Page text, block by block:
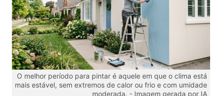
O melhor período para pintar é aquele em que o clima está
mais estável, sem extremos de calor ou frio e com umidade
moderada. - Imagem gerada por IA